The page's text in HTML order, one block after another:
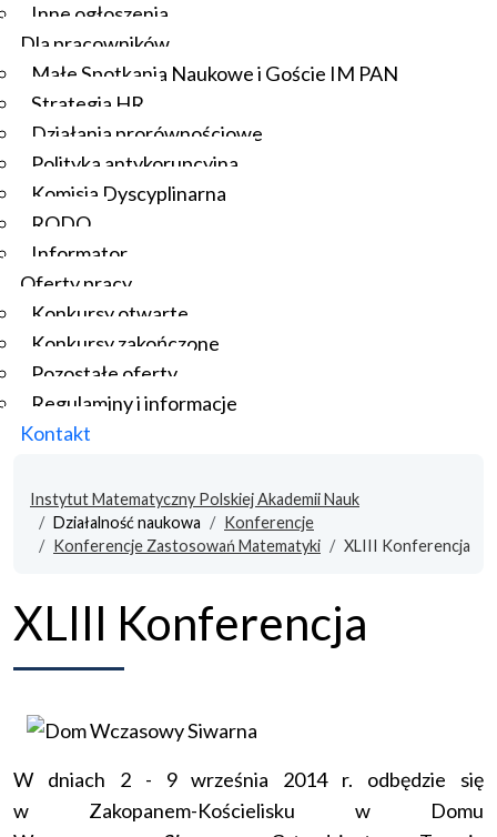
Inne ogłoszenia
Dla pracowników
Małe Spotkania Naukowe i Goście IM PAN
Strategia HR
Działania prorównościowe
Polityka antykorupcyjna
Komisja Dyscyplinarna
RODO
Informator
Oferty pracy
Konkursy otwarte
Konkursy zakończone
Pozostałe oferty
Regulaminy i informacje
Kontakt
Instytut Matematyczny Polskiej Akademii Nauk
Działalność naukowa
Konferencje
Konferencje Zastosowań Matematyki
XLIII Konferencja
XLIII Konferencja
W dniach 2 - 9 września 2014 r. odbędzie się
w Zakopanem-Kościelisku w Domu